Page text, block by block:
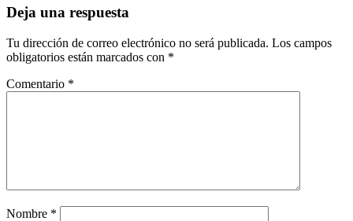
Deja una respuesta
Tu dirección de correo electrónico no será publicada. Los campos
obligatorios están marcados con *
Comentario *
Nombre *